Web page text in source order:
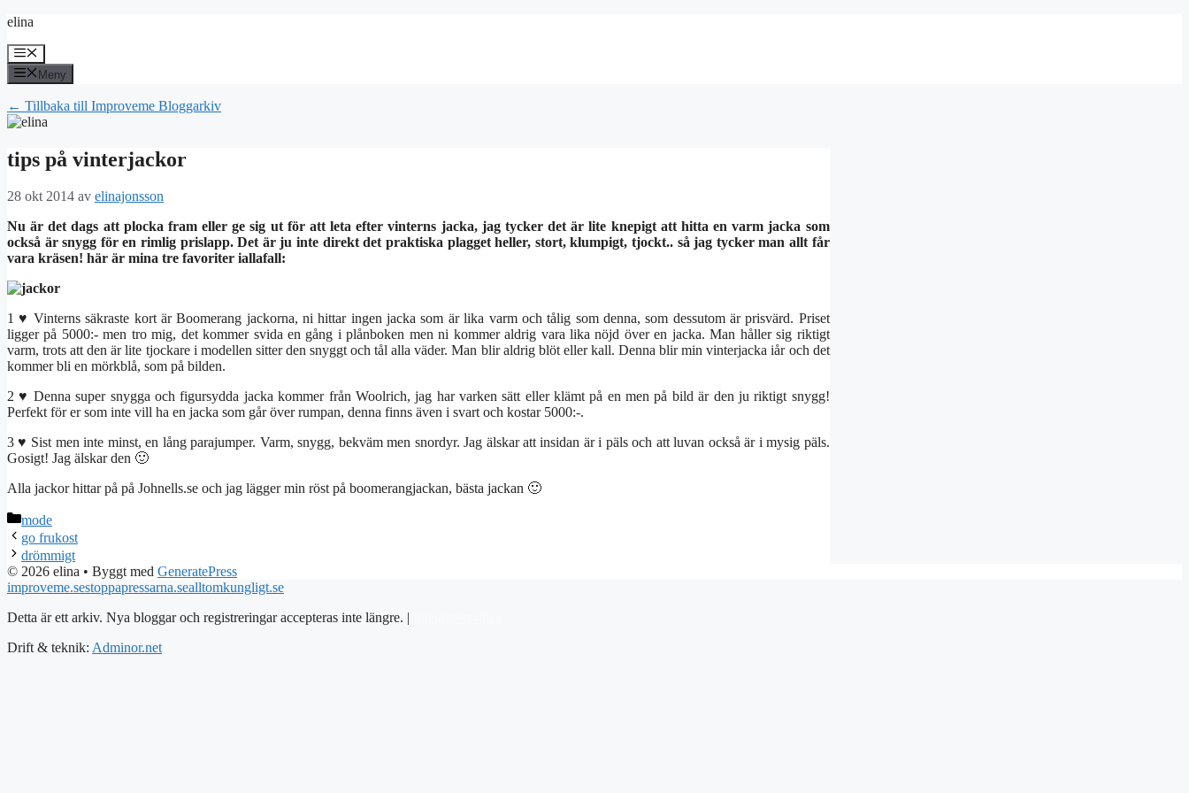
Hoppa
innehåll
elina
Meny
Meny
← Tillbaka till Improveme Bloggarkiv
tips på vinterjackor
28 okt 2014 av elinajonsson
Nu är det dags att plocka fram eller ge sig ut för att leta efter vinterns jacka, jag tycker det är lite knepigt att hitta en varm jacka som
också är snygg för en rimlig prislapp. Det är ju inte direkt det praktiska plagget heller, stort, klumpigt, tjockt.. så jag tycker man allt får
vara kräsen! här är mina tre favoriter iallafall:
1 ♥ Vinterns säkraste kort är Boomerang jackorna, ni hittar ingen jacka som är lika varm och tålig som denna, som dessutom är prisvärd. Priset
ligger på 5000:- men tro mig, det kommer svida en gång i plånboken men ni kommer aldrig vara lika nöjd över en jacka. Man håller sig riktigt
varm, trots att den är lite tjockare i modellen sitter den snyggt och tål alla väder. Man blir aldrig blöt eller kall. Denna blir min vinterjacka iår och det
kommer bli en mörkblå, som på bilden.
2 ♥ Denna super snygga och figursydda jacka kommer från Woolrich, jag har varken sätt eller klämt på en men på bild är den ju riktigt snygg!
Perfekt för er som inte vill ha en jacka som går över rumpan, denna finns även i svart och kostar 5000:-.
3 ♥ Sist men inte minst, en lång parajumper. Varm, snygg, bekväm men snordyr. Jag älskar att insidan är i päls och att luvan också är i mysig päls.
Gosigt! Jag älskar den 🙂
Alla jackor hittar på på Johnells.se och jag lägger min röst på boomerangjackan, bästa jackan 🙂
Kategorier
mode
go frukost
drömmigt
© 2026 elina • Byggt med GeneratePress
improveme.sestoppapressarna.sealltomkungligt.se
Detta är ett arkiv. Nya bloggar och registreringar accepteras inte längre. |
Drift & teknik: Adminor.net